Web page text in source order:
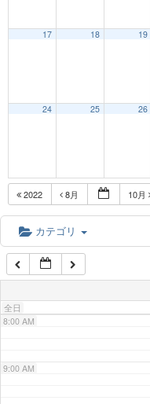
17 18 19
24 25 26
2022 8月 10月
カテゴリ
全日
5:00 AM
6:00 AM
7:00 AM
8:00 AM
9:00 AM